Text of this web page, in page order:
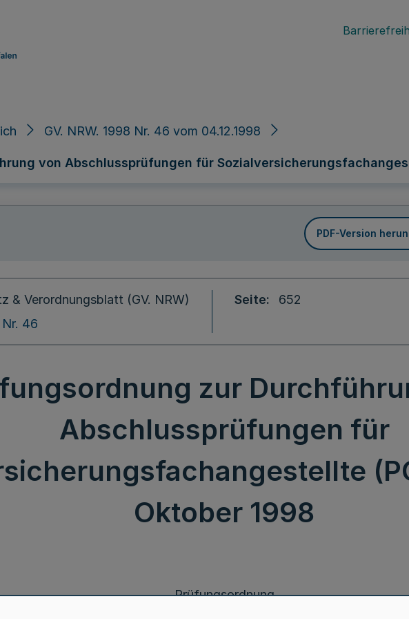
GV. NRW. 1998 Nr. 46 vom 04.12.1998
von Abschlussprüfungen für
PDF-Version
& Verordnungsblatt (GV. NRW)
Nr. 46
Seite 652
zur
Abschlussprüfungen für
Oktober 1998
Prüfungsordnung